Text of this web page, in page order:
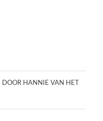
DOOR HANNIE VAN HET